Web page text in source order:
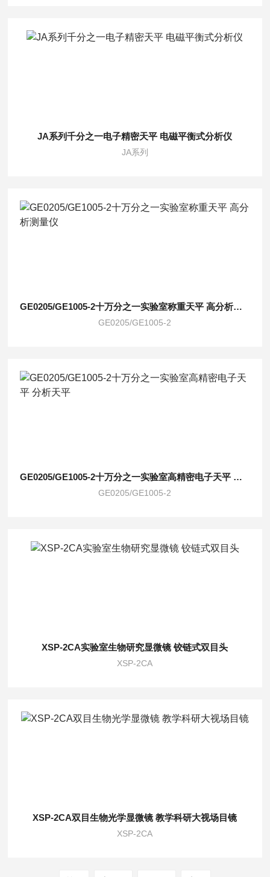
JA系列千分之一电子精密天平 电磁平衡式分析仪
JA系列
GE0205/GE1005-2十万分之一实验室称重天平 高分析测量仪
GE0205/GE1005-2
GE0205/GE1005-2十万分之一实验室高精密电子天平 分析天平
GE0205/GE1005-2
XSP-2CA实验室生物研究显微镜 铰链式双目头
XSP-2CA
XSP-2CA双目生物光学显微镜 教学科研大视场目镜
XSP-2CA